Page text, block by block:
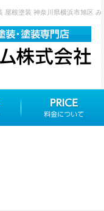
根塗装 神奈川県横浜市旭区 み